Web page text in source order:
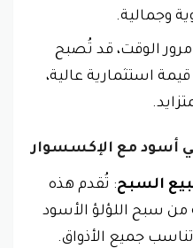
وجمالية.
الوقت، قد تُصبح
استثمارية عالية،
أسود مع الإكسسوار
السبح: تُقدم هذه
سبح اللؤلؤ الأسود
جميع الأذواق.